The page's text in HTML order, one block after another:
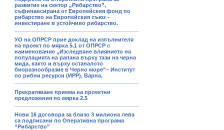
развитие на сектор „Рибарство”,
съфинансирана от Европейския фонд по
рибарство на Европейския съюз –
инвестиране в устойчиво рибарство.
УО на ОПРСР прие доклад на изпълнителя
на проект по мярка 5.1 от ОПРСР с
наименование „Изследване влиянието на
популацията на рапана върху тази на черна
мида, както и върху останалото
биоразнообразие в Черно море”– Институт
по рибни ресурси (ИРР), Варна.
Прекратяване приема на проектни
предложения по мярка 2.5
Нови 16 договора за близо 3 милиона лева
са подписани по Оперативна програма
“Рибарство”